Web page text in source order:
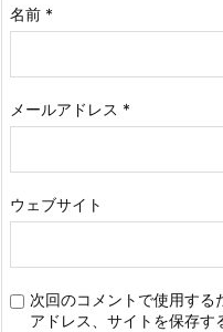
名前 *
メールアドレス *
ウェブサイト
次回のコメントで使用す
アドレス、サイトを保存す